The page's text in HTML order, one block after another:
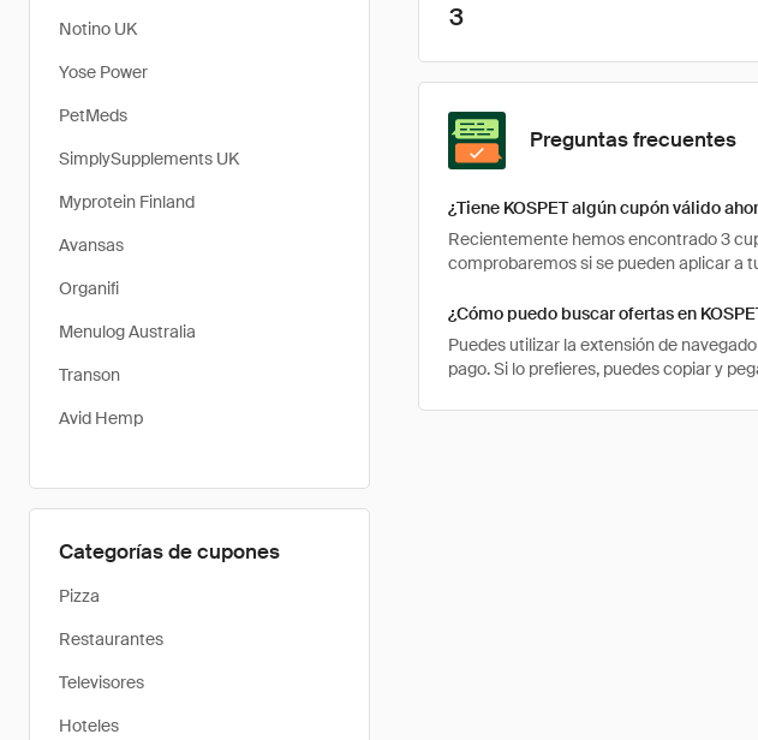
Notino UK
Yose Power
PetMeds
SimplySupplements UK
Myprotein Finland
Avansas
Organifi
Menulog Australia
Transon
Avid Hemp
Categorías de cupones
Pizza
Restaurantes
Televisores
Hoteles
3
Preguntas frecuentes
¿Tiene KOSPET algún cupón válido
Recientemente hemos encontrado 3
comprobaremos si se pueden aplicar a
¿Cómo puedo buscar ofertas en
Puedes utilizar la extensión de
pago. Si lo prefieres, puedes copiar y